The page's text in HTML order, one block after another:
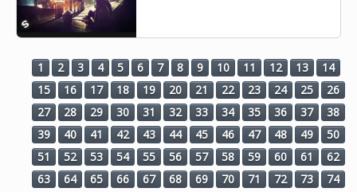
1 2 3 4 5 6 7 8 9 10 11 12 13
14
15
16 17 18 19 20 21 22 23 24 25
26
27
28 29 30 31 32 33 34 35 36 37
38
39
40 41 42 43 44 45 46 47 48 49
50
51
52 53 54 55 56 57 58 59 60 61
62
63
64 65 66 67 68 69 70 71 72 73
74